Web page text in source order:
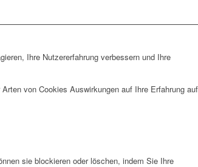
Ihre Nutzererfahrung verbessern und Ihre
von Cookies Auswirkungen auf Ihre Erfahrung auf
sie blockieren oder löschen, indem Sie Ihre